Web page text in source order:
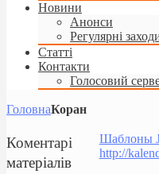
Новини
Анонси
Регулярні
Статті
Контакти
Голосовий
ГоловнаКоран
Шаблоны
http://
Коментарі
матеріалів